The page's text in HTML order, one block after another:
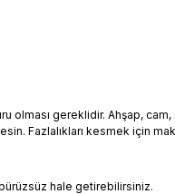
olması gereklidir. Ahşap,
Fazlalıkları kesmek için
hale getirebilirsiniz.